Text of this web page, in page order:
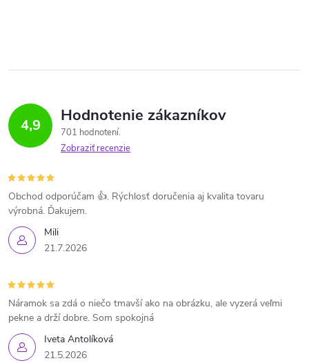
4,9 Hodnotenie zákazníkov
701 hodnotení
Zobraziť recenzie
Mili
21.7.2026
Obchod odporúčam 👍. Rýchlosť doručenia aj kvalita tovaru
výrobná. Ďakujem.
Iveta Antolíková
21.5.2026
Náramok sa zdá o niečo tmavší ako na obrázku, ale vyzerá veľmi
pekne a drží dobre. Som spokojná